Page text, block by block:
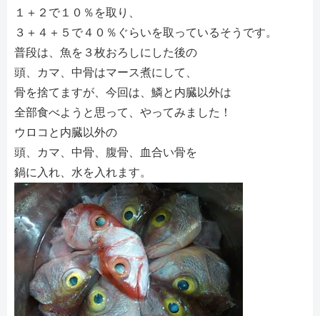
１＋２で１０％を取り、
３＋４＋５で４０％ぐらいを取っているそうです。
普段は、魚を３枚おろしにした後の
頭、カマ、中骨はマース煮にして、
骨を捨てますが、今回は、鱗と内臓以外は
全部食べようと思って、やってみました！
ウロコと内臓以外の
頭、カマ、中骨、腹骨、血合い骨を
鍋に入れ、水を入れます。